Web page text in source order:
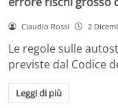
Claudio Rossi 2
Le regole sulle
previste dal Codice
Leggi di più